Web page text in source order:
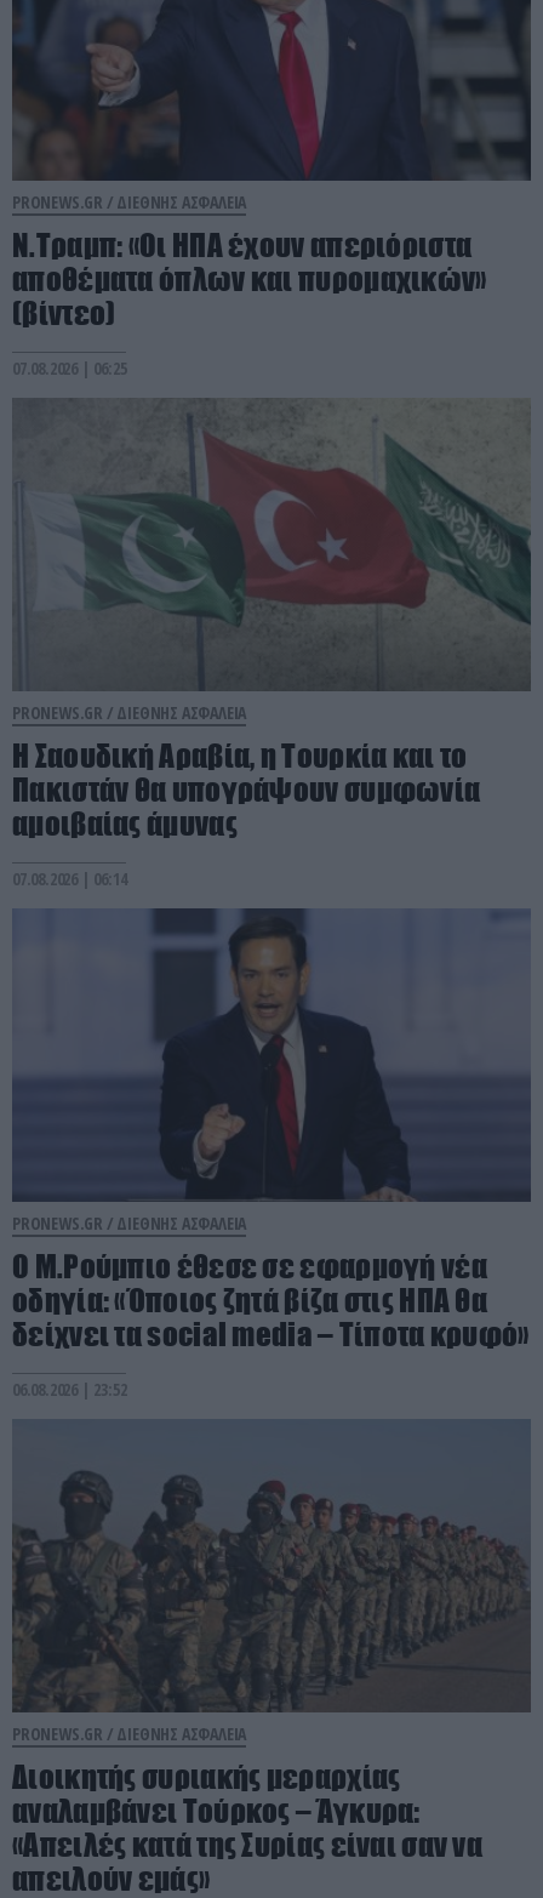
PRONEWS.GR / ΔΙΕΘΝΗΣ ΑΣΦΑΛΕΙΑ
Ν.Τραμπ: «Οι ΗΠΑ έχουν απεριόριστα
αποθέματα όπλων και πυρομαχικών»
(βίντεο)
07.08.2026 | 06:25
PRONEWS.GR / ΔΙΕΘΝΗΣ ΑΣΦΑΛΕΙΑ
Η Σαουδική Αραβία, η Τουρκία και το
Πακιστάν θα υπογράψουν συμφωνία
αμοιβαίας άμυνας
07.08.2026 | 06:14
PRONEWS.GR / ΔΙΕΘΝΗΣ ΑΣΦΑΛΕΙΑ
Ο Μ.Ρούμπιο έθεσε σε εφαρμογή νέα
οδηγία: «Όποιος ζητά βίζα στις ΗΠΑ θα
δείχνει τα social media – Τίποτα κρυφό»
06.08.2026 | 23:52
PRONEWS.GR / ΔΙΕΘΝΗΣ ΑΣΦΑΛΕΙΑ
Διοικητής συριακής μεραρχίας
αναλαμβάνει Τούρκος – Άγκυρα:
«Απειλές κατά της Συρίας είναι σαν να
απειλούν εμάς»